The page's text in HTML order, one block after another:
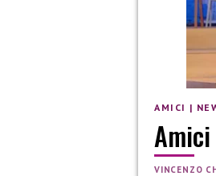
AMICI |
VINCENZO